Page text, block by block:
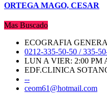
ORTEGA MAGO, CESAR
Mas Buscado
ECOGRAFIA
0212-335-50-50 / 335-
LUN A VIER: 2:00 PM
EDF.CLINICA
--
ceom61@hotmail.com